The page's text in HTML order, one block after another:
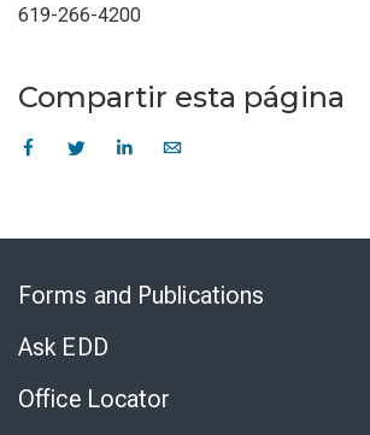
619-266-4200
Compartir esta página
Forms and Publications
Ask EDD
Office Locator